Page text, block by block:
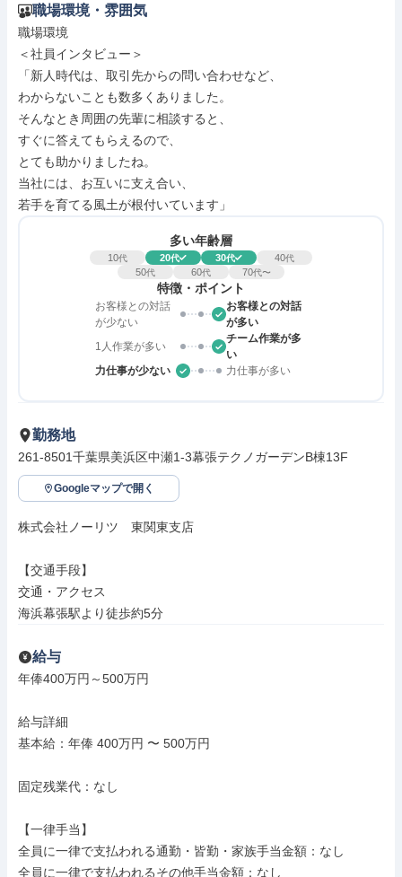
職場環境・雰囲気
職場環境
＜社員インタビュー＞
「新人時代は、取引先からの問い合わせなど、
わからないことも数多くありました。
そんなとき周囲の先輩に相談すると、
すぐに答えてもらえるので、
とても助かりましたね。
当社には、お互いに支え合い、
若手を育てる風土が根付いています」
多い年齢層
10代 20代 30代 40代
50代 60代 70代〜
特徴・ポイント
お客様との対話
が少ない
お客様との対話
が多い
1人作業が多い
チーム作業が多
い
力仕事が少ない
力仕事が多い
勤務地
261-8501千葉県美浜区中瀬1-3幕張テクノガーデンB棟13F
Googleマップで開く
株式会社ノーリツ　東関東支店
【交通手段】
交通・アクセス
海浜幕張駅より徒歩約5分
給与
年俸400万円～500万円
給与詳細
基本給：年俸 400万円 〜 500万円
固定残業代：なし
【一律手当】
全員に一律で支払われる通勤・皆勤・家族手当金額：なし
全員に一律で支払われるその他手当金額：なし